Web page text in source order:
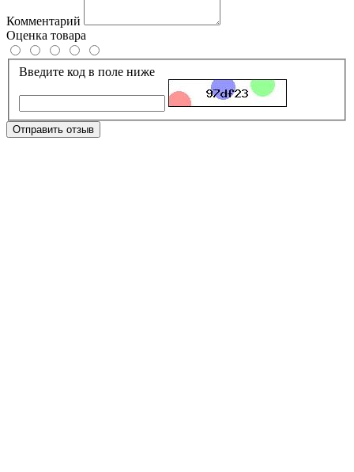
Комментарий
Оценка товара
Введите код в поле ниже
Отправить отзыв